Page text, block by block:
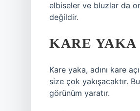
elbiseler ve bluzlar da
değildir.
KARE
Kare yaka, adını kare
size çok yakışacaktır.
görünüm yaratır.